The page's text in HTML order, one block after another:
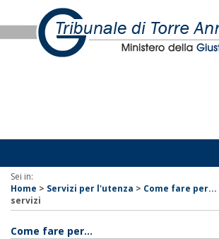
Sei in:
Home > Servizi per l'utenza > Come fare per...
servizi
Come fare per...